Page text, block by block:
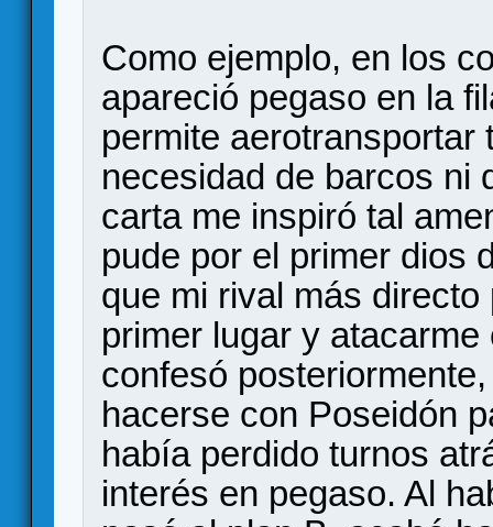
Como ejemplo, en los
apareció pegaso en la
permite
necesidad de barcos ni
carta me inspiró tal
pude por el primer dios
que mi rival más
primer lugar y
confesó
hacerse con Poseidón
había perdido turnos
interés en pegaso. Al